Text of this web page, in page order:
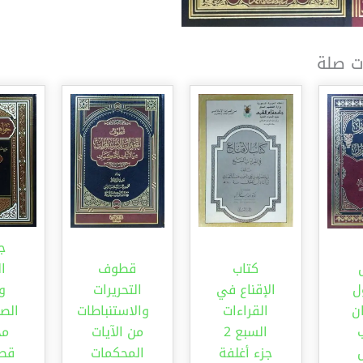
صلة
كتاب
الإقناع في
القراءات
السبع 2
جزء أغلفة
قطوف
التحريرات
والاستنباطات
من الآيات
المحكمات